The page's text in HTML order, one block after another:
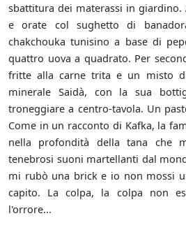
sbattitura dei materassi in giardino.
e orate col sughetto di
chakchouka tunisino a base di
quattro uova a quadrato. Per
fritte alla carne trita e un misto
minerale Saidà, con la sua
troneggiare a centro-tavola. Un
Come in un racconto di Kafka, la
nella profondità della tana che
tenebrosi suoni martellanti dal
mi rubò una brick e io non mossi
capito. La colpa, la colpa non
l'orrore...